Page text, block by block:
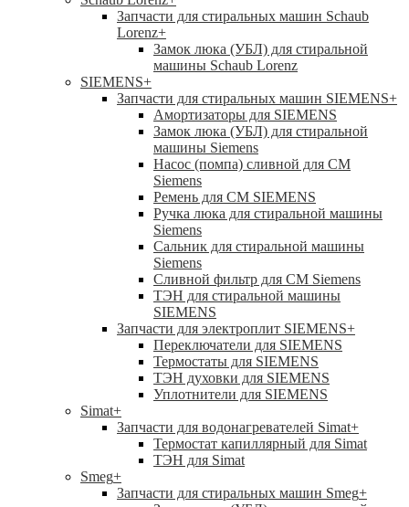
Запчасти для стиральных машин Schaub
Lorenz+
Замок люка (УБЛ) для стиральной
машины Schaub Lorenz
SIEMENS+
Запчасти для стиральных машин SIEMENS+
Амортизаторы для SIEMENS
Замок люка (УБЛ) для стиральной
машины Siemens
Насос (помпа) сливной для СМ
Siemens
Ремень для СМ SIEMENS
Ручка люка для стиральной машины
Siemens
Сальник для стиральной машины
Siemens
Сливной фильтр для СМ Siemens
ТЭН для стиральной машины
SIEMENS
Запчасти для электроплит SIEMENS+
Переключатели для SIEMENS
Термостаты для SIEMENS
ТЭН духовки для SIEMENS
Уплотнители для SIEMENS
Simat+
Запчасти для водонагревателей Simat+
Термостат капиллярный для Simat
ТЭН для Simat
Smeg+
Запчасти для стиральных машин Smeg+